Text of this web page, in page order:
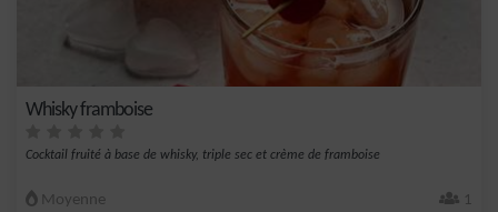
Whisky framboise
Cocktail fruité à base de whisky, triple sec et crème de framboise
Moyenne 1